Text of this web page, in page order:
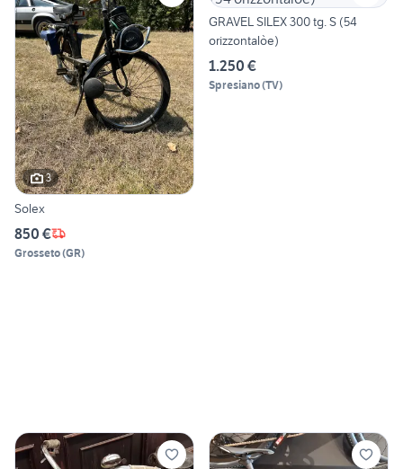
3
Solex
850 €
Grosseto(GR)
GRAVEL SILEX 300 tg. S (54
orizzontalòe)
1.250 €
Spresiano(TV)